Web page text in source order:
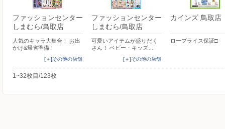
ファッションセンター
しまむら/鳥取店
人気のキャラ大集合！ お出
かけ&帰省準備！
[＋]その他の店舗
ファッションセンター
しまむら/鳥取店
可愛いアイテムが盛りだく
さん！ ベビー・キッズ…
[＋]その他の店舗
カインズ 鳥取店
ロープライス保証□
1~32枚目/123枚